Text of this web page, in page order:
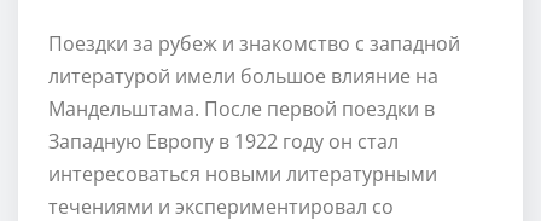
Поездки за рубеж и знакомство с западной
литературой имели большое влияние на
Мандельштама. После первой поездки в
Западную Европу в 1922 году он стал
интересоваться новыми литературными
течениями и экспериментировал со